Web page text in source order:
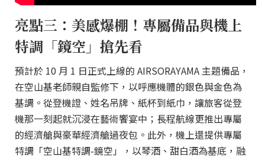
亮點三：美感爆棚！專屬備品與機上
特調「鏡空」搶先看
預計於 10 月 1 日正式上線的 AIRSORAYAMA 主題備品，
在空山基老師親自監修下，以呼應機體的銀色與金色為
基調。從登機證、姓名吊牌、紙杯到紙巾，讓旅客從登
機那一刻起就沉浸在藝術饗宴中；長程航線更推出專屬
的經濟艙與豪華經濟艙過夜包。此外，機上還提供專屬
特調「空山基特調-鏡空」，以琴酒、甜白酒為基底，融